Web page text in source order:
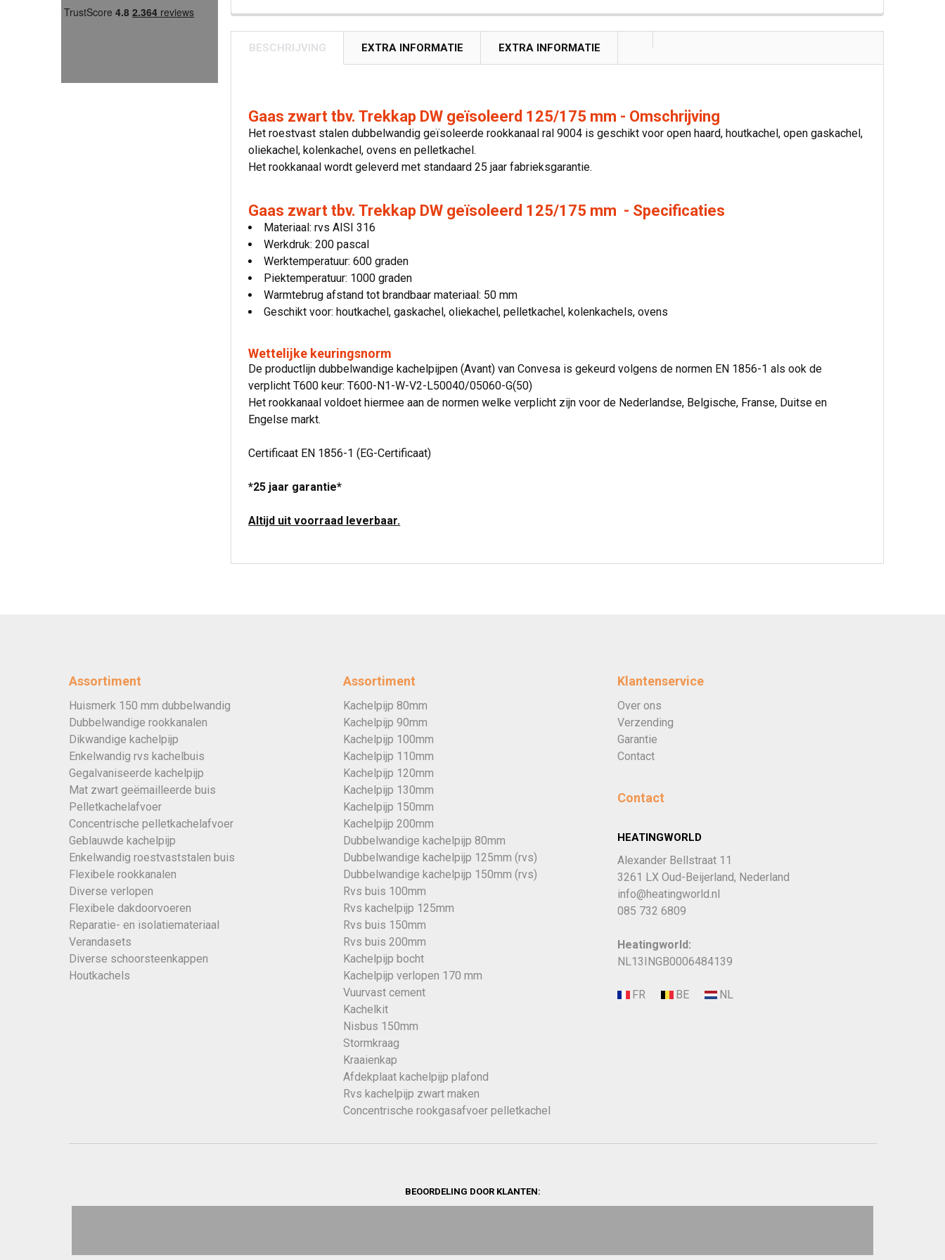
BESCHRIJVING EXTRA INFORMATIE EXTRA INFORMATIE
Gaas zwart tbv. Trekkap DW geïsoleerd 125/175 mm - Omschrijving
Het roestvast stalen dubbelwandig geïsoleerde rookkanaal ral 9004 is geschikt voor open haard, houtkachel, open gaskachel,
oliekachel, kolenkachel, ovens en pelletkachel.
Het rookkanaal wordt geleverd met standaard 25 jaar fabrieksgarantie.
Gaas zwart tbv. Trekkap DW geïsoleerd 125/175 mm - Specificaties
Materiaal: rvs AISI 316
Werkdruk: 200 pascal
Werktemperatuur: 600 graden
Piektemperatuur: 1000 graden
Warmtebrug afstand tot brandbaar materiaal: 50 mm
Geschikt voor: houtkachel, gaskachel, oliekachel, pelletkachel, kolenkachels, ovens
Wettelijke keuringsnorm
De productlijn dubbelwandige kachelpijpen (Avant) van Convesa is gekeurd volgens de normen EN 1856-1 als ook de
verplicht T600 keur: T600-N1-W-V2-L50040/05060-G(50)
Het rookkanaal voldoet hiermee aan de normen welke verplicht zijn voor de Nederlandse, Belgische, Franse, Duitse en
Engelse markt.
Certificaat EN 1856-1 (EG-Certificaat)
*25 jaar garantie*
Altijd uit voorraad leverbaar.
Assortiment
Huismerk 150 mm dubbelwandig
Dubbelwandige rookkanalen
Dikwandige kachelpijp
Enkelwandig rvs kachelbuis
Gegalvaniseerde kachelpijp
Mat zwart geëmailleerde buis
Pelletkachelafvoer
Concentrische pelletkachelafvoer
Geblauwde kachelpijp
Enkelwandig roestvaststalen buis
Flexibele rookkanalen
Diverse verlopen
Flexibele dakdoorvoeren
Reparatie- en isolatiemateriaal
Verandasets
Diverse schoorsteenkappen
Houtkachels
Assortiment
Kachelpijp 80mm
Kachelpijp 90mm
Kachelpijp 100mm
Kachelpijp 110mm
Kachelpijp 120mm
Kachelpijp 130mm
Kachelpijp 150mm
Kachelpijp 200mm
Dubbelwandige kachelpijp 80mm
Dubbelwandige kachelpijp 125mm (rvs)
Dubbelwandige kachelpijp 150mm (rvs)
Rvs buis 100mm
Rvs kachelpijp 125mm
Rvs buis 150mm
Rvs buis 200mm
Kachelpijp bocht
Kachelpijp verlopen 170 mm
Vuurvast cement
Kachelkit
Nisbus 150mm
Stormkraag
Kraaienkap
Afdekplaat kachelpijp plafond
Rvs kachelpijp zwart maken
Concentrische rookgasafvoer pelletkachel
Klantenservice
Over ons
Verzending
Garantie
Contact
Contact
HEATINGWORLD
Alexander Bellstraat 11
3261 LX Oud-Beijerland, Nederland
info@heatingworld.nl
085 732 6809
Heatingworld:
NL13INGB0006484139
BEOORDELING DOOR KLANTEN: